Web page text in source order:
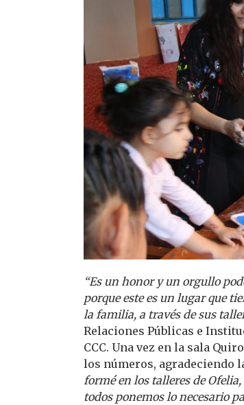
“Es un honor y un orgullo
porque este es un lugar que
la familia, a través de sus
Relaciones Públicas e
CCC. Una vez en la sala
los números, agradeciendo
formé en los talleres de
todos ponemos lo necesario